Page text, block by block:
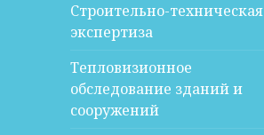
Строительно-техническая
экспертиза
Тепловизионное
обследование зданий и
сооружений